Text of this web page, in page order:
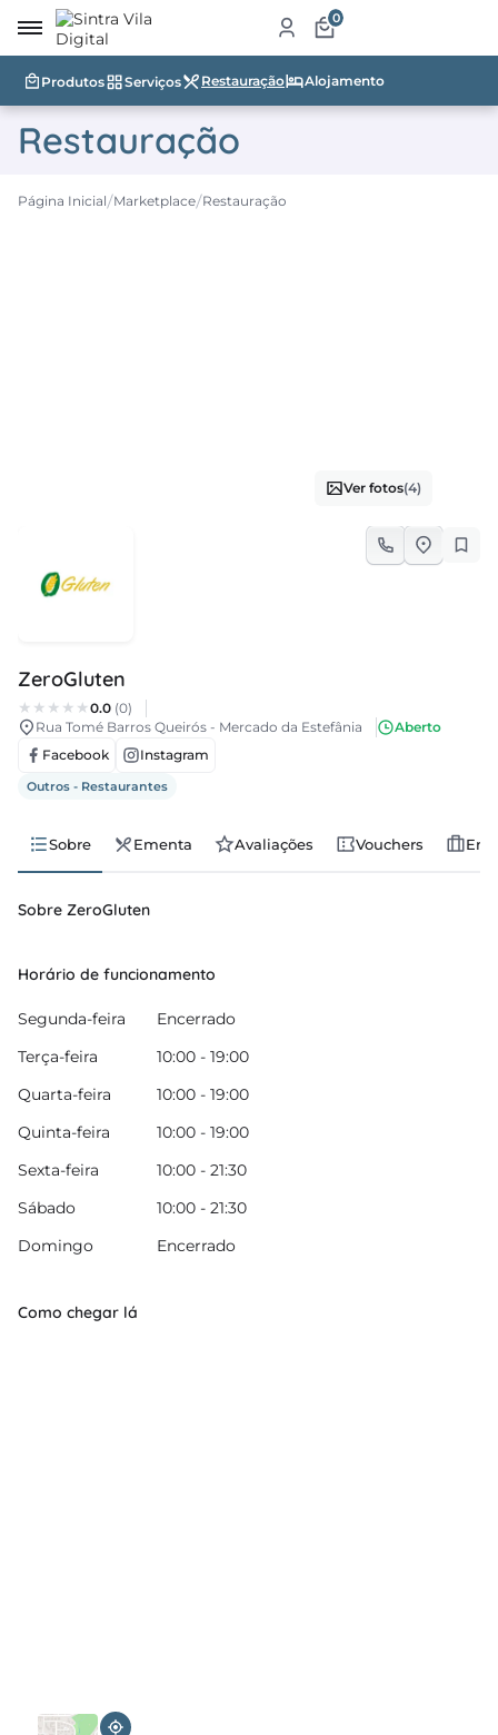
0
Produtos Serviços Restauração Alojamento
Restauração
Página Inicial Marketplace Restauração
Ver fotos(4)
ZeroGluten
0.0 (0)
Rua Tomé Barros Queirós - Mercado da Estefânia
Aberto
Facebook
Instagram
Outros - Restaurantes
Sobre Ementa Avaliações Vouchers
Sobre ZeroGluten
Horário de funcionamento
Segunda-feira
Encerrado
Terça-feira
10:00 - 19:00
Quarta-feira
10:00 - 19:00
Quinta-feira
10:00 - 19:00
Sexta-feira
10:00 - 21:30
Sábado
10:00 - 21:30
Domingo
Encerrado
Como chegar lá